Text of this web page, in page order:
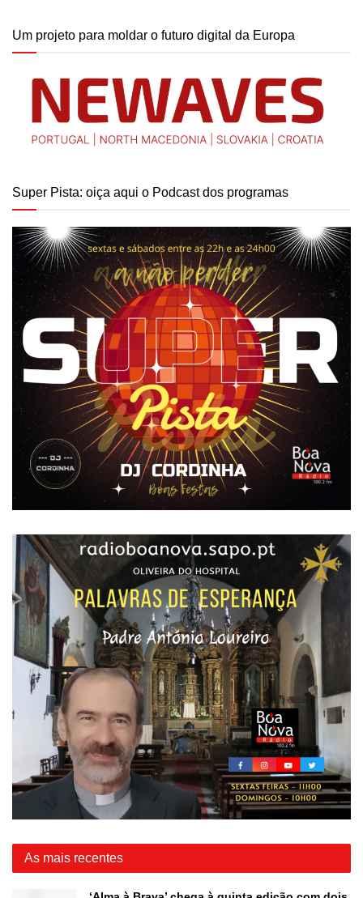
Um projeto para moldar o futuro digital da Europa
Super Pista: oiça aqui o Podcast dos programas
As mais recentes